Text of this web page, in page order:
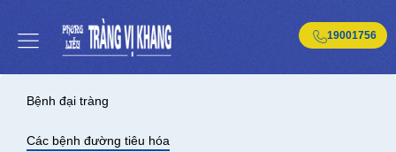
19001756
Bệnh đại tràng
Các bệnh đường tiêu hóa